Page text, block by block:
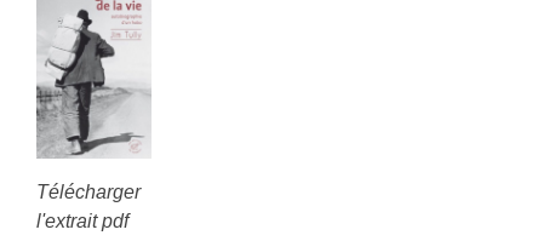
Télécharger
l'extrait pdf